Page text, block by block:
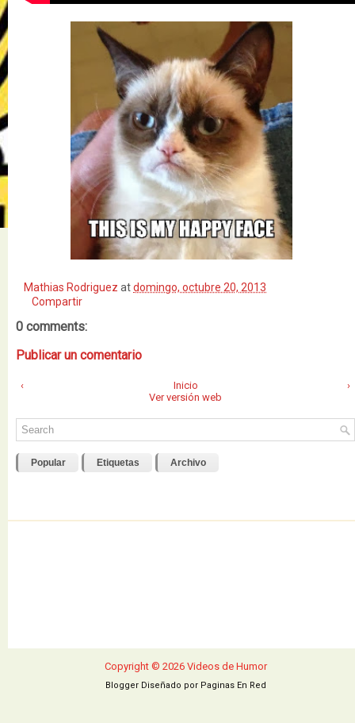
Mathias Rodriguez atdomingo, octubre 20, 2013
Compartir
0 comments:
Publicar un comentario
‹ ›
Inicio
Ver versión web
Popular Etiquetas Archivo
Copyright © 2026 Videos de Humor
Blogger Diseñado por Paginas En Red